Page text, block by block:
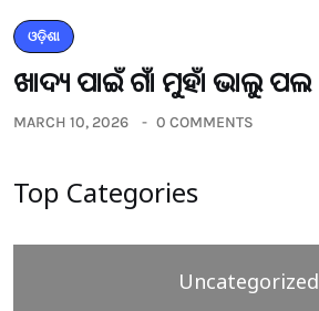
ଓଡ଼ିଶା
ଖାଦ୍ୟ ପାଇଁ ଗାଁ ମୁହାଁ ଭାଲୁ ପଲ
MARCH 10, 2026 0 COMMENTS
Top Categories
Uncategorized